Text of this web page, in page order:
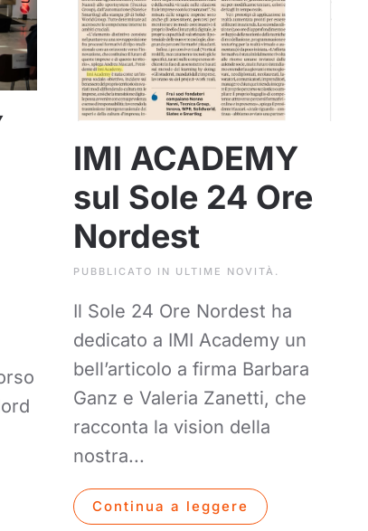
IMI ACADEMY
sul Sole 24 Ore
Nordest
PUBBLICATO IN ULTIME NOVITÀ .
Il Sole 24 Ore Nordest ha
dedicato a IMI Academy un
bell’articolo a firma Barbara
Ganz e Valeria Zanetti, che
racconta la vision della
nostra...
Continua a leggere